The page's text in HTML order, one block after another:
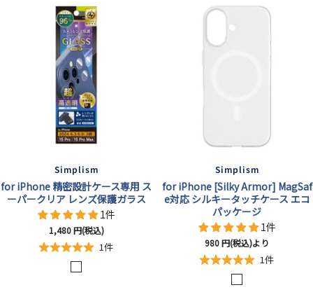
格
Simplism
for iPhone 精密設計ケース専用 ス
ーパークリア レンズ保護ガラス
1件
セ
ー
1,480円(税込)
1件
ク
Simplism
for iPhone [Silky Armor] MagSaf
e対応 シルキータッチケース エコ
パッケージ
1件
セ
ー
980円(税込)より
1件
マ